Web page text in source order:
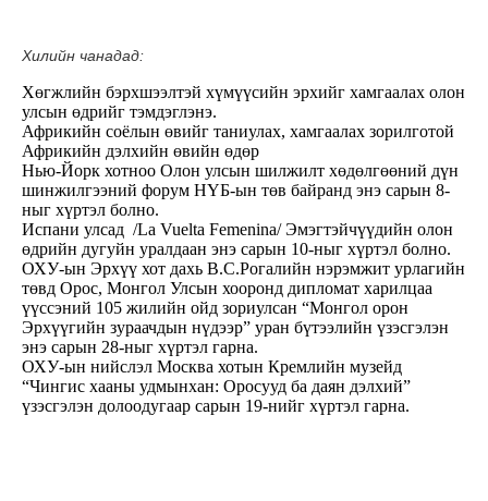
Хилийн чанадад:
Хөгжлийн бэрхшээлтэй хүмүүсийн эрхийг хамгаалах олон
улсын өдрийг тэмдэглэнэ.
Африкийн соёлын өвийг таниулах, хамгаалах зорилготой
Африкийн дэлхийн өвийн өдөр
Нью-Йорк хотноо Олон улсын шилжилт хөдөлгөөний дүн
шинжилгээний форум НҮБ-ын төв байранд энэ сарын 8-
ныг хүртэл болно.
Испани улсад /La Vuelta Femenina/ Эмэгтэйчүүдийн олон
өдрийн дугуйн уралдаан энэ сарын 10-ныг хүртэл болно.
ОХУ-ын Эрхүү хот дахь В.С.Рогалийн нэрэмжит урлагийн
төвд Орос, Монгол Улсын хооронд дипломат харилцаа
үүссэний 105 жилийн ойд зориулсан “Монгол орон
Эрхүүгийн зураачдын нүдээр” уран бүтээлийн үзэсгэлэн
энэ сарын 28-ныг хүртэл гарна.
ОХУ-ын нийслэл Москва хотын Кремлийн музейд
“Чингис хааны удмынхан: Оросууд ба даян дэлхий”
үзэсгэлэн долоодугаар сарын 19-нийг хүртэл гарна.